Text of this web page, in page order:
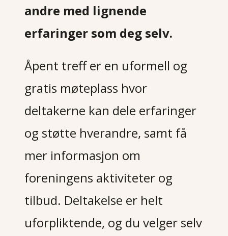
andre med lignende
erfaringer som deg selv.
Åpent treff er en uformell og
gratis møteplass hvor
deltakerne kan dele erfaringer
og støtte hverandre, samt få
mer informasjon om
foreningens aktiviteter og
tilbud. Deltakelse er helt
uforpliktende, og du velger selv